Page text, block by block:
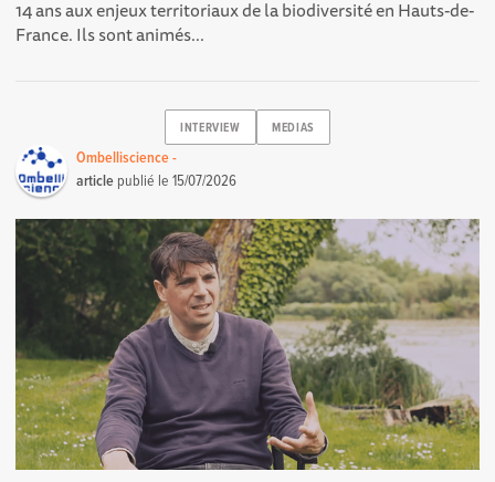
14 ans aux enjeux territoriaux de la biodiversité en Hauts-de-
France. Ils sont animés...
INTERVIEW MEDIAS
Ombelliscience -
article publié le15/07/2026